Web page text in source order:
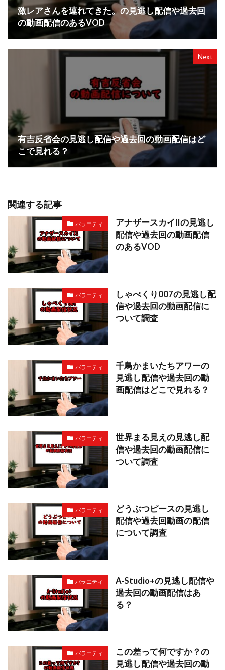
激レアさんを連れてきた。の見逃し配信や過去回
の動画配信のあるVOD
Next
有吉反省会の見逃し配信や過去回の動画配信はど
こで見れる？
関連する記事
バラエティ
アナザースカイIIの見逃し
配信や過去回の動画配信
のあるVOD
バラエティ
しゃべくり007の見逃し配
信や過去回の動画配信に
ついて調査
バラエティ
千鳥かまいたちアワーの
見逃し配信や過去回の動
画配信はどこで見れる？
バラエティ
世界まる見えの見逃し配
信や過去回の動画配信に
ついて調査
バラエティ
どうぶつピースの見逃し
配信や過去回動画の配信
について調査
バラエティ
A-Studio+の見逃し配信や
過去回の動画配信はあ
る？
バラエティ
この差って何ですか？の
見逃し配信や過去回の動